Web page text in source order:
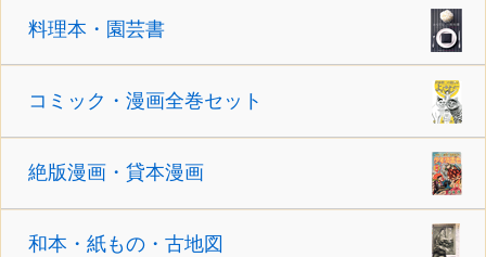
料理本・園芸書
コミック・漫画全巻セット
絶版漫画・貸本漫画
和本・紙もの・古地図